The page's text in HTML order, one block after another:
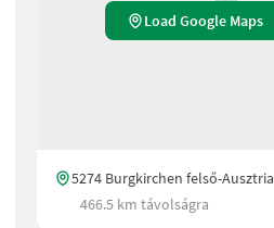
Load Google Maps
5274 Burgkirchen felső-Ausztria
466.5 km távolságra